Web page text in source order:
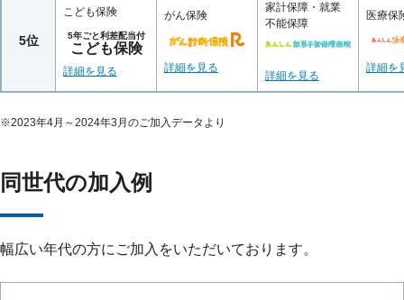
5位
こども保険
5年ごと利差配当付
こども保険
詳細を見る
がん保険
詳細を見る
家計保障・就業
不能保障
詳細を見る
医療保
詳細を
※2023年4月～2024年3月のご加入データより
同世代の加入例
幅広い年代の方にご加入をいただいております。